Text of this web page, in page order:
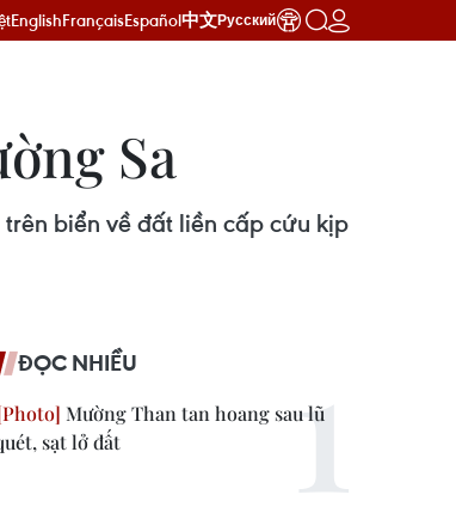
EnglishFrançaisEspañol中文Русский
Sa
biển về đất liền cấp cứu kịp
ĐỌC NHIỀU
Mường Than tan hoang sau lũ
sạt lở đất